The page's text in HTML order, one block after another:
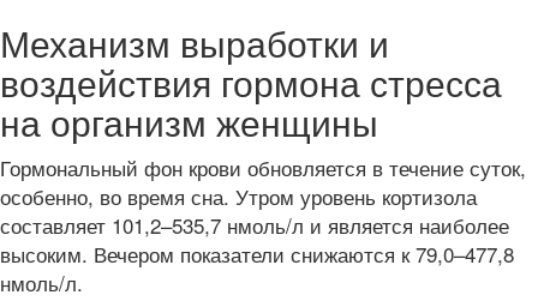
Механизм выработки и
воздействия гормона стресса
на организм женщины
Гормональный фон крови обновляется в течение суток,
особенно, во время сна. Утром уровень кортизола
составляет 101,2–535,7 нмоль/л и является наиболее
высоким. Вечером показатели снижаются к 79,0–477,8
нмоль/л.